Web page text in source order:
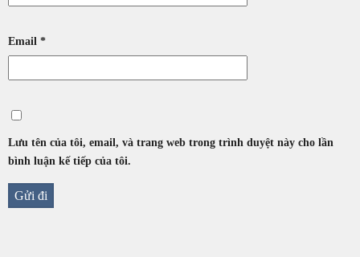
Email *
Lưu tên của tôi, email, và trang web trong trình duyệt này cho lần
bình luận kế tiếp của tôi.